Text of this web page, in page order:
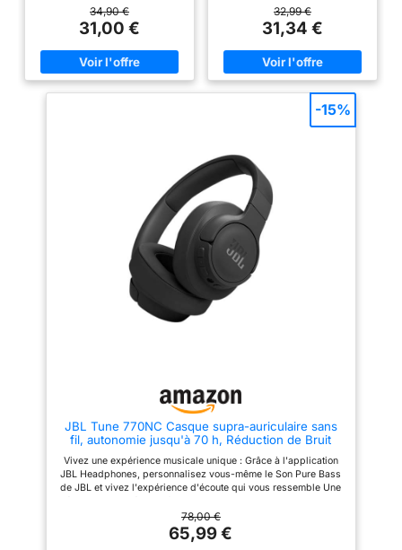
offre un design
confortable, avec 30
heures d'autonomie
pour maximiser la
journée. Traitement
24 bits : le Px7 S2e
combine un DSP 24
bits, amélioré avec
les apprentissages
de nos écouteurs
Px8 phare, avec des
unités
d'entraînement de 40
de chaque oreillette
pour une expérience
d'écoute vraiment
ciblée et attrayante.
Le résultat est un
casque qui offre une
qualité sonore
inégalée dans sa
authentique. Vous pouvez
adapter le son à votre style de
musique grâce à l'égaliseur de
l'application Sony |
Headphones Connect. La
technologie Sony 360 Reality
Audio - optimise votre
immersive et sur mesure. Avec
50 heures d'autonomie, vous
pouvez écouter votre musique
préférée sans craindre d'être à
court de batterie. Si l'autonomie
du casque devient trop faible,
une recharge rapide de 3
minutes peut vous redonner 1,5
heure d'écoute. Le WH-CH520
est doté d'une connexion
Bluetooth multipoint, de
le compagnon idéal de votre
quotidien Répondez facilement
aux appels en cliquant sur les
boutons situés sur le casque.
qualité le WH-CH520 vous
permet de passer des appels
de manière audible même dans
34,90 €
31,00 €
détecter le bruit externe et le
réduire efficacement, jusqu'à
90 %, comme les bruits des
moteurs de voitures et d'avions.
PLONGEZ AU CŒUR D'UN SON
PRÉCIS : le casque antibruit est
doté de grands transducteurs
dynamiques de 40 mm qui
produisent un son détaillé et
des rythmes puissants grâce à
Compatible avec la norme Hi-
Res Audio via le câble auxiliaire
pour un son plus précis.
AUTONOMIE DE 40 HEURES ET
CHARGE RAPIDE : grâce à 40
heures d'autonomie avec ANC
activé et 60 heures sans, vous
pouvez vous déplacer en toute
tranquillité, sans penser à
recharger. Effectuez une charge
rapide pendant 5 minutes pour
ordinateur portable ou que vous
appel téléphonique, le son sera
automatiquement lu depuis
besoin. APPLICATION POUR
PERSONNALISER L'ÉGALISEUR :
téléchargez l'application
proposant 22 préréglages ou de
32,99 €
31,34 €
JBL Tune 770NC Casque supra-auriculaire sans
fil, autonomie jusqu'à 70 h, Réduction de Bruit
Vivez une expérience musicale unique : Grâce à l'application
JBL Headphones, personnalisez vous-même le Son Pure Bass
de JBL et vivez l'expérience d'écoute qui vous ressemble Une
recharge rapide ; bénéficiez de 3 h d'écoute supplémentaires
en 5 min ou avec le câble USB-C rechargez la batterie en 2 h
seulement Plongez-vous dans votre musique : La Réduction de
78,00 €
65,99 €
-15%